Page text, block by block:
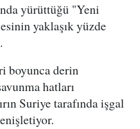
yürüttüğü "Yeni
yaklaşık yüzde
boyunca derin
hatları
Suriye tarafında işgal